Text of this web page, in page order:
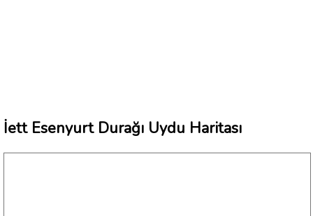
İett Esenyurt Durağı Uydu Haritası